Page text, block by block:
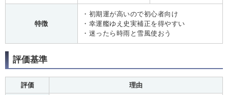
特徴
・初期運が高いので初心者向け
・幸運艦ゆえ史実補正を得やすい
・迷ったら時雨と雪風使おう
評価基準
評価 理由